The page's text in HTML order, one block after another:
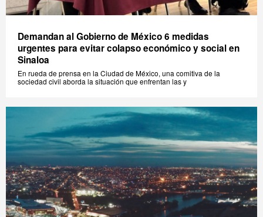
Demandan al Gobierno de México 6 medidas
urgentes para evitar colapso económico y social en
Sinaloa
En rueda de prensa en la Ciudad de México, una comitiva de la
sociedad civil aborda la situación que enfrentan las y